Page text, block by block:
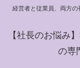
経営者と従業員、両方の
【社長のお悩み
の専